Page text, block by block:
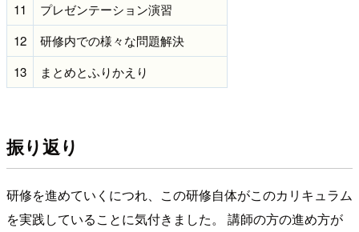
11
プレゼンテーション演習
12
研修内での様々な問題解決
13
まとめとふりかえり
振り返り
研修を進めていくにつれ、この研修自体がこのカリキュラム
を実践していることに気付きました。 講師の方の進め方が